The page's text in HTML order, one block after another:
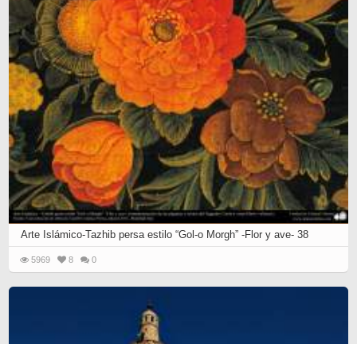
Arte Islámico-Tazhib persa estilo “Gol-o Morgh” -Flor y ave- 38
5969 8 0